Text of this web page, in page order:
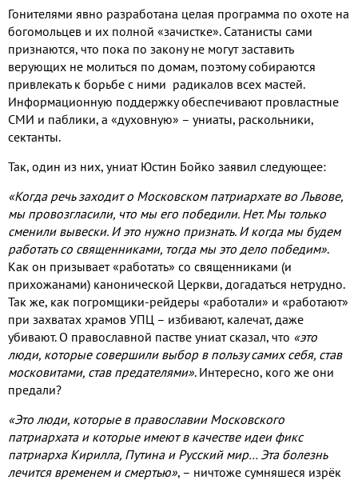
Гонителями явно разработана целая программа по охоте на
богомольцев и их полной «зачистке». Сатанисты сами
признаются, что пока по закону не могут заставить
верующих не молиться по домам, поэтому собираются
привлекать к борьбе с ними радикалов всех мастей.
Информационную поддержку обеспечивают провластные
СМИ и паблики, а «духовную» – униаты, раскольники,
сектанты.
Так, один из них, униат Юстин Бойко заявил следующее:
«Когда речь заходит о Московском патриархате во Львове,
мы провозгласили, что мы его победили. Нет. Мы только
сменили вывески. И это нужно признать. И когда мы будем
работать со священниками, тогда мы это дело победим».
Как он призывает «работать» со священниками (и
прихожанами) канонической Церкви, догадаться нетрудно.
Так же, как погромщики-рейдеры «работали» и «работают»
при захватах храмов УПЦ – избивают, калечат, даже
убивают. О православной пастве униат сказал, что «это
люди, которые совершили выбор в пользу самих себя, став
московитами, став предателями». Интересно, кого же они
предали?
«Это люди, которые в православии Московского
патриархата и которые имеют в качестве идеи фикс
патриарха Кирилла, Путина и Русский мир… Эта болезнь
лечится временем и смертью», – ничтоже сумняшеся изрёк